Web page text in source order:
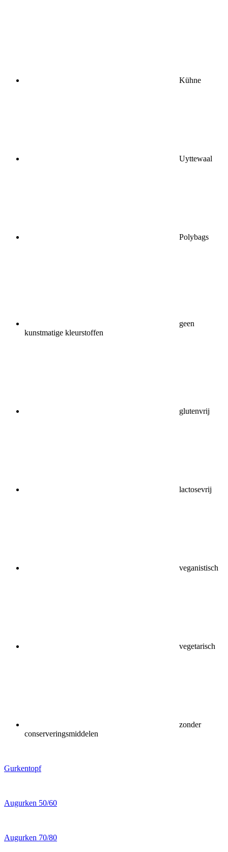
Kühne
Uyttewaal
Polybags
geen
kunstmatige kleurstoffen
glutenvrij
lactosevrij
veganistisch
vegetarisch
zonder
conserveringsmiddelen
Gurkentopf
Augurken 50/60
Augurken 70/80